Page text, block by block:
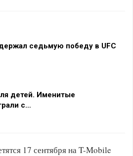
седьмую победу в UFC
детей. Именитые
с…
17 сентября на T-Mobile